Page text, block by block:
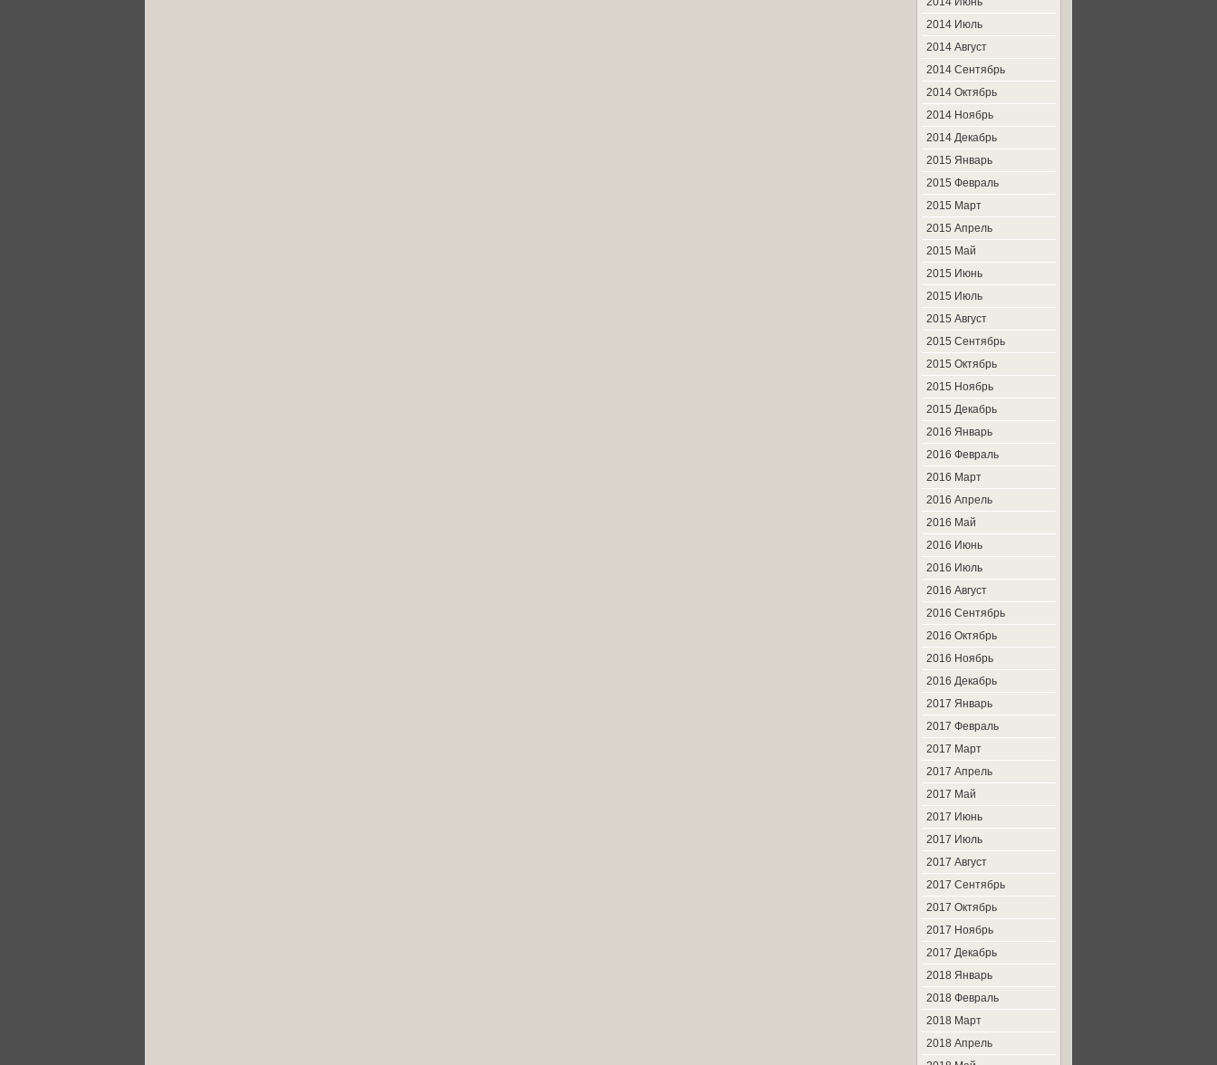
2014 Июль
2014 Август
2014 Сентябрь
2014 Октябрь
2014 Ноябрь
2014 Декабрь
2015 Январь
2015 Февраль
2015 Март
2015 Апрель
2015 Май
2015 Июнь
2015 Июль
2015 Август
2015 Сентябрь
2015 Октябрь
2015 Ноябрь
2015 Декабрь
2016 Январь
2016 Февраль
2016 Март
2016 Апрель
2016 Май
2016 Июнь
2016 Июль
2016 Август
2016 Сентябрь
2016 Октябрь
2016 Ноябрь
2016 Декабрь
2017 Январь
2017 Февраль
2017 Март
2017 Апрель
2017 Май
2017 Июнь
2017 Июль
2017 Август
2017 Сентябрь
2017 Октябрь
2017 Ноябрь
2017 Декабрь
2018 Январь
2018 Февраль
2018 Март
2018 Апрель